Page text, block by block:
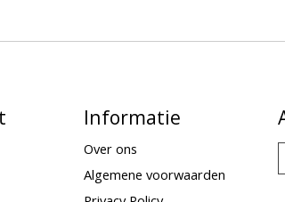
Informatie
Over ons
Algemene voorwaarden